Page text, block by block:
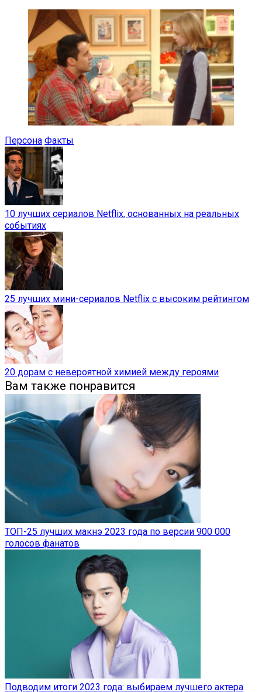
Персона Факты
10 лучших сериалов Netflix, основанных на реальных
событиях
25 лучших мини-сериалов Netflix с высоким рейтингом
20 дорам с невероятной химией между героями
Вам также понравится
ТОП-25 лучших макнэ 2023 года по версии 900 000
голосов фанатов
Подводим итоги 2023 года: выбираем лучшего актера